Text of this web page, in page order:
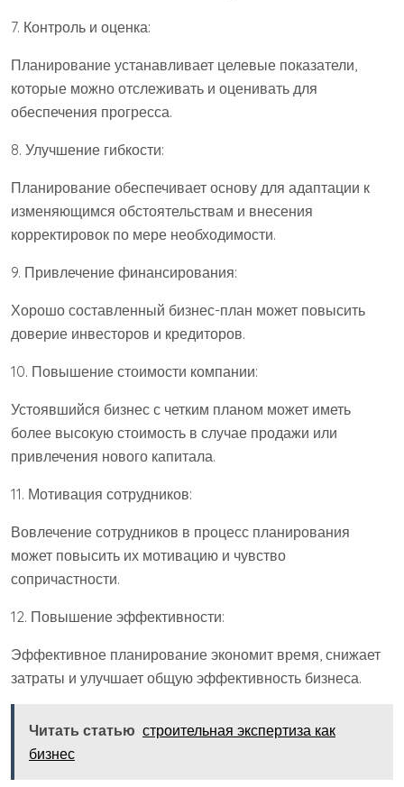
7. Контроль и оценка:
Планирование устанавливает целевые показатели,
которые можно отслеживать и оценивать для
обеспечения прогресса.
8. Улучшение гибкости:
Планирование обеспечивает основу для адаптации к
изменяющимся обстоятельствам и внесения
корректировок по мере необходимости.
9. Привлечение финансирования:
Хорошо составленный бизнес-план может повысить
доверие инвесторов и кредиторов.
10. Повышение стоимости компании:
Устоявшийся бизнес с четким планом может иметь
более высокую стоимость в случае продажи или
привлечения нового капитала.
11. Мотивация сотрудников:
Вовлечение сотрудников в процесс планирования
может повысить их мотивацию и чувство
сопричастности.
12. Повышение эффективности:
Эффективное планирование экономит время, снижает
затраты и улучшает общую эффективность бизнеса.
Читать статью строительная экспертиза как
бизнес